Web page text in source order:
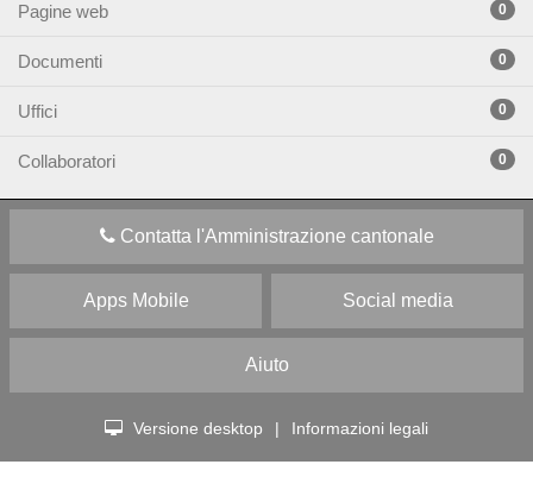
0
Pagine web
0
Documenti
0
Uffici
0
Collaboratori
Contatta l'Amministrazione cantonale
Apps Mobile Social media
Aiuto
Versione desktop | Informazioni legali